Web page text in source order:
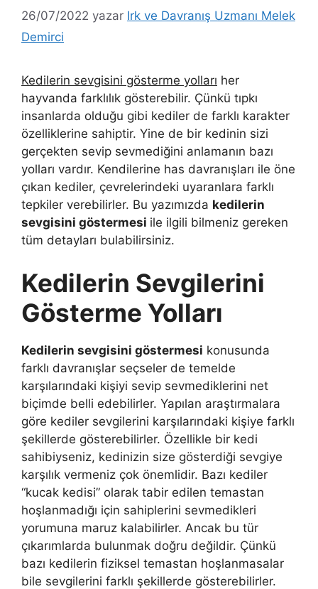
26/07/2022 yazar Irk ve Davranış Uzmanı Melek
Demirci
Kedilerin sevgisini gösterme yolları her
hayvanda farklılık gösterebilir. Çünkü tıpkı
insanlarda olduğu gibi kediler de farklı karakter
özelliklerine sahiptir. Yine de bir kedinin sizi
gerçekten sevip sevmediğini anlamanın bazı
yolları vardır. Kendilerine has davranışları ile öne
çıkan kediler, çevrelerindeki uyaranlara farklı
tepkiler verebilirler. Bu yazımızda kedilerin
sevgisini göstermesi ile ilgili bilmeniz gereken
tüm detayları bulabilirsiniz.
Kedilerin Sevgilerini
Gösterme Yolları
Kedilerin sevgisini göstermesi konusunda
farklı davranışlar seçseler de temelde
karşılarındaki kişiyi sevip sevmediklerini net
biçimde belli edebilirler. Yapılan araştırmalara
göre kediler sevgilerini karşılarındaki kişiye farklı
şekillerde gösterebilirler. Özellikle bir kedi
sahibiyseniz, kedinizin size gösterdiği sevgiye
karşılık vermeniz çok önemlidir. Bazı kediler
“kucak kedisi” olarak tabir edilen temastan
hoşlanmadığı için sahiplerini sevmedikleri
yorumuna maruz kalabilirler. Ancak bu tür
çıkarımlarda bulunmak doğru değildir. Çünkü
bazı kedilerin fiziksel temastan hoşlanmasalar
bile sevgilerini farklı şekillerde gösterebilirler.